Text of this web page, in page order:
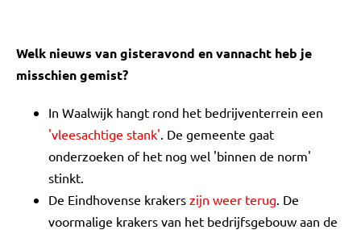
Welk nieuws van gisteravond en vannacht heb je
misschien gemist?
In Waalwijk hangt rond het bedrijventerrein een
'vleesachtige stank'. De gemeente gaat
onderzoeken of het nog wel 'binnen de norm'
stinkt.
De Eindhovense krakers zijn weer terug. De
voormalige krakers van het bedrijfsgebouw aan de